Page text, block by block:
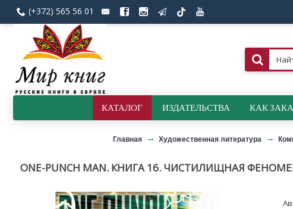
(+372) 565 56 01
КАТАЛОГ ИЗДАТЕЛЬСТВА КАК
Главная Художественная литература
ONE-PUNCH MAN. КНИГА 16. ЧИСТИЛИЩНАЯ